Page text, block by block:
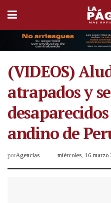
(VIDEOS)
atrapados y
andino de
porAgencias miércoles, 16